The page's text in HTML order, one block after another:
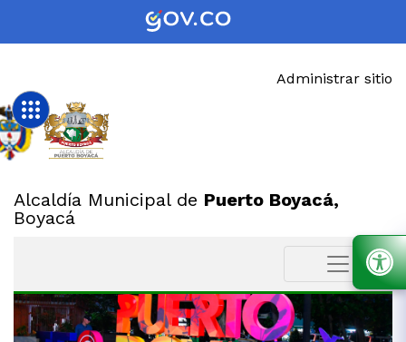
Administrar sitio
Alcaldía Municipal de Puerto Boyacá,
Boyacá